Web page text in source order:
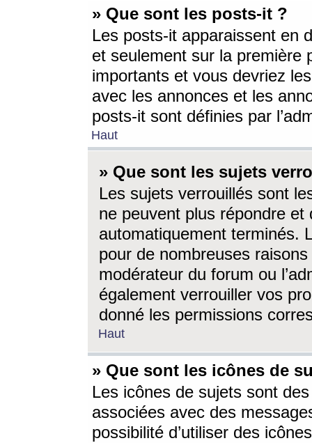
» Que sont les posts-it ?
Les posts-it apparaissent en
et seulement sur la première
importants et vous devriez
avec les annonces et les
posts-it sont définies par
Haut
» Que sont les sujets
Les sujets verrouillés sont
ne peuvent plus répondre
automatiquement terminés.
pour de nombreuses
modérateur du forum ou
également verrouiller vos
donné les permissions
Haut
» Que sont les icônes de
Les icônes de sujets sont
associées avec des
possibilité d’utiliser des